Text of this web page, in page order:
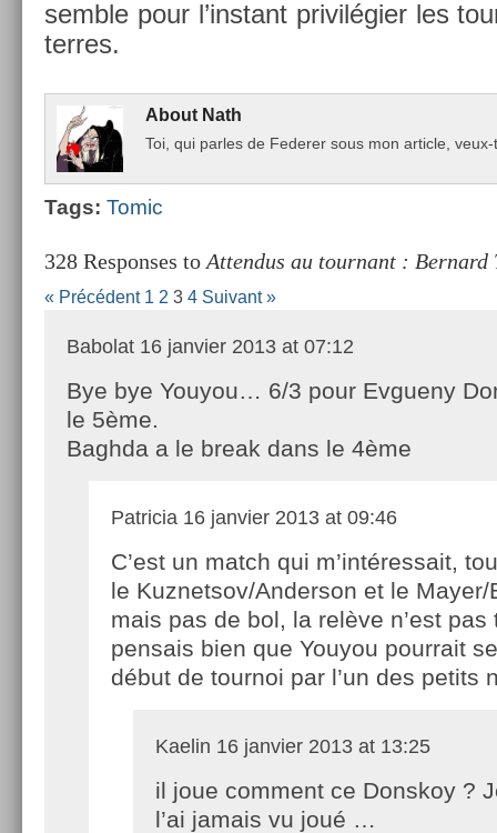
semble pour l’instant privilégi­er les
ter­res.
About Nath
Toi, qui par­les de Feder­er sous mon ar­ticle,
Tags: Tomic
328 Responses to Attendus au tournant : Bernard
« Précédent 1 2 3 4 Suivant »
Babolat 16 janvier 2013 at 07:12
Bye bye Youyou… 6/3 pour Evgueny
le 5ème.
Baghda a le break dans le 4ème
Patricia 16 janvier 2013 at 09:46
C’est un match qui m’intéressait,
le Kuznetsov/Anderson et le Mayer/
mais pas de bol, la relève n’est
pensais bien que Youyou pourrait
début de tournoi par l’un des petits
Kaelin 16 janvier 2013 at 13:25
il joue comment ce Donskoy ?
l’ai jamais vu joué …